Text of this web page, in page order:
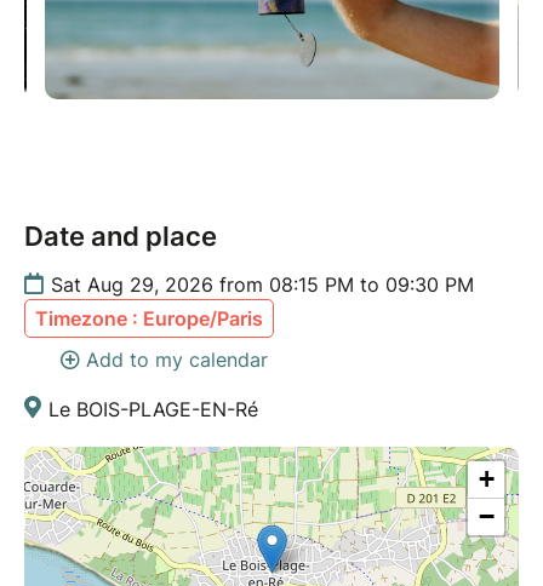
Date and place
Sat Aug 29, 2026 from 08:15 PM to 09:30 PM
Timezone : Europe/Paris
Add to my calendar
Le BOIS-PLAGE-EN-Ré
+
−